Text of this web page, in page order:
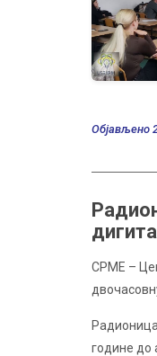
Објављено
CPME –
године до